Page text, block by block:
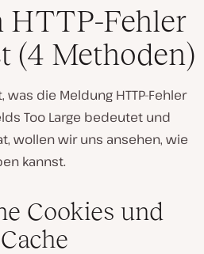
HTTP-Fehler
(4 Methoden)
die Meldung HTTP-Fehler
Too Large bedeutet und
wollen wir uns ansehen, wie
kannst.
Cookies und